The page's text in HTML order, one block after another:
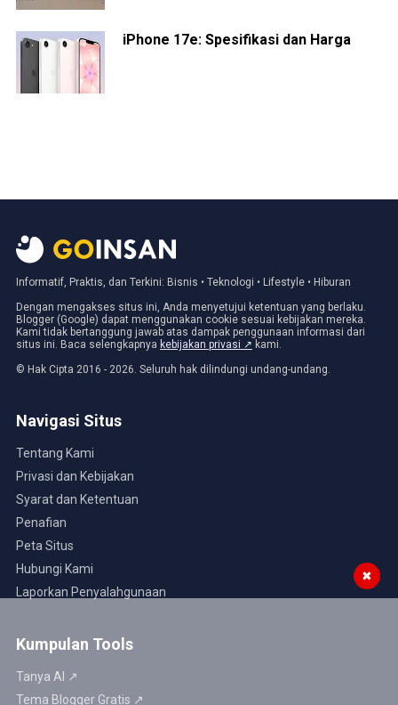
iPhone 17e: Spesifikasi dan Harga
Informatif, Praktis, dan Terkini: Bisnis • Teknologi • Lifestyle • Hiburan
Dengan mengakses situs ini, Anda menyetujui ketentuan yang berlaku.
Blogger (Google) dapat menggunakan cookie sesuai kebijakan mereka.
Kami tidak bertanggung jawab atas dampak penggunaan informasi dari
situs ini. Baca selengkapnya kebijakan privasi ↗ kami.
© Hak Cipta 2016 - 2026. Seluruh hak dilindungi undang-undang.
Navigasi Situs
Tentang Kami
Privasi dan Kebijakan
Syarat dan Ketentuan
Penafian
Peta Situs
Hubungi Kami
Laporkan Penyalahgunaan
Kumpulan Tools
Tanya AI ↗
Tema Blogger Gratis ↗
✖